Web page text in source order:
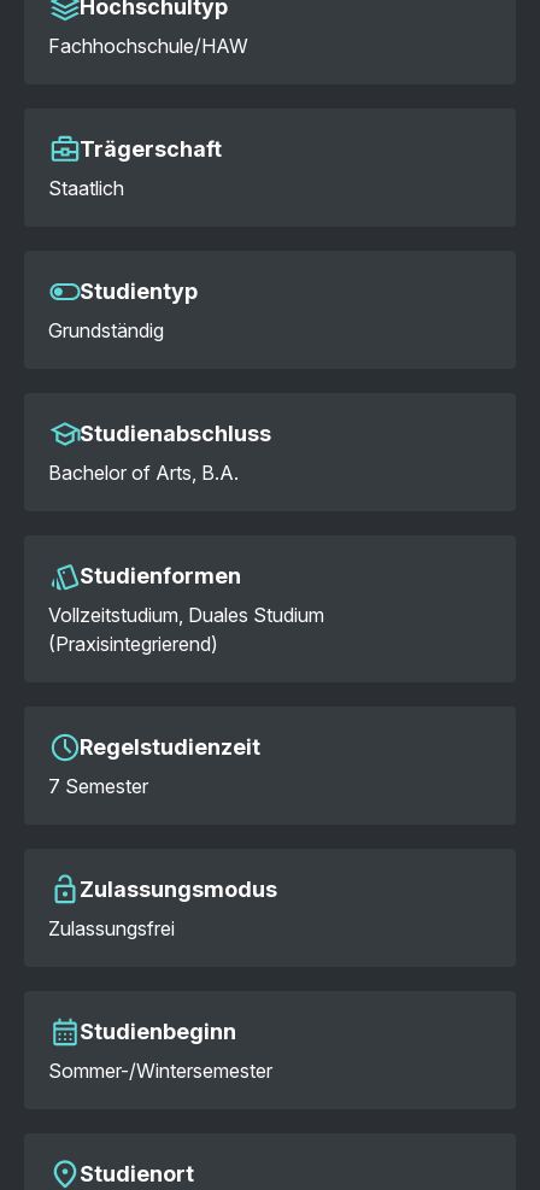
Hochschultyp
Fachhochschule/HAW
Trägerschaft
Staatlich
Studientyp
Grundständig
Studienabschluss
Bachelor of Arts, B.A.
Studienformen
Vollzeitstudium, Duales Studium
(Praxisintegrierend)
Regelstudienzeit
7 Semester
Zulassungsmodus
Zulassungsfrei
Studienbeginn
Sommer-/Wintersemester
Studienort